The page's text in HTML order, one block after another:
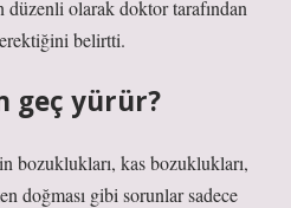
olarak doktor tarafından
belirtti.
geç yürür?
bozuklukları, kas bozuklukları,
doğması gibi sorunlar sadece